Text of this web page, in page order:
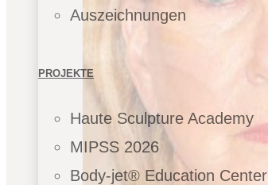
Auszeichnungen
PROJEKTE
Haute Sculpture Academy
MIPSS 2026
Body-jet® Education Center